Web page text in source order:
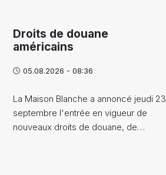
Droits de douane
américains
05.08.2026 - 08:36
La Maison Blanche a annoncé jeudi 23
septembre l'entrée en vigueur de
nouveaux droits de douane, de…